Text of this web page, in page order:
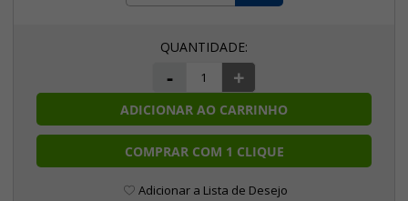
- +
ADICIONAR AO CARRINHO
COMPRAR COM 1 CLIQUE
Adicionar a Lista de Desejo